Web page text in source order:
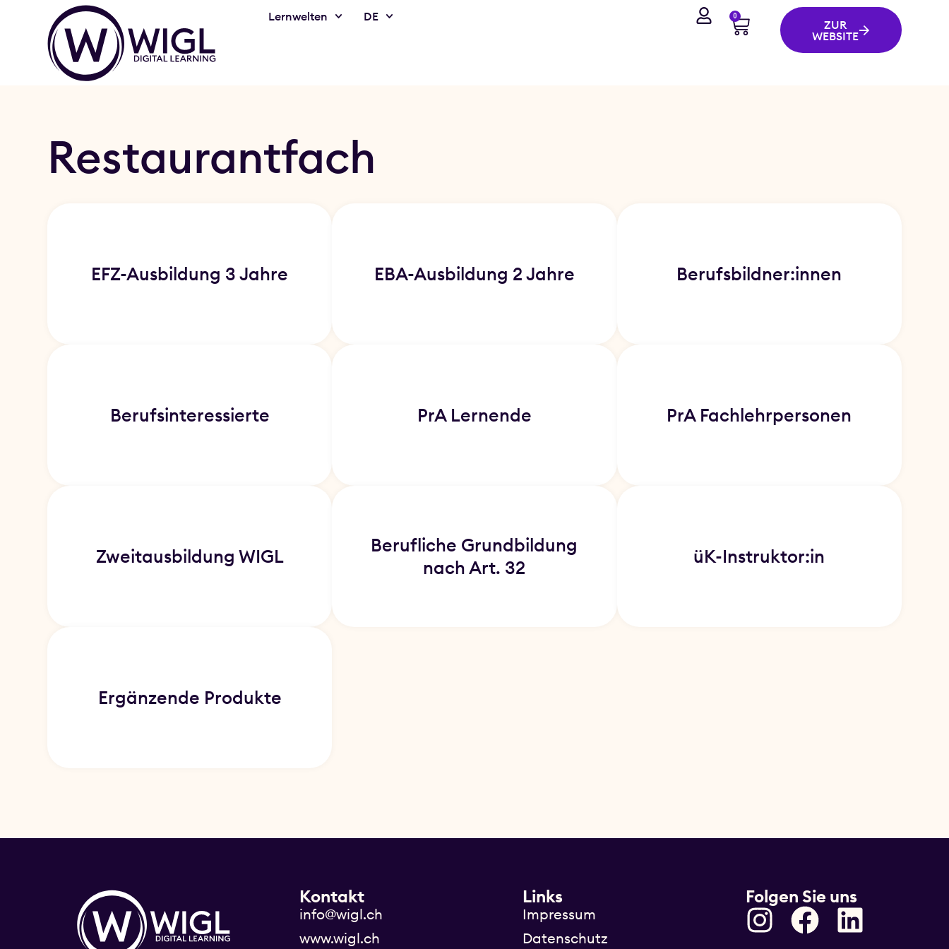
Lernwelten DE 0
ZUR
WEBSITE
Restaurantfach
EFZ-Ausbildung 3 Jahre EBA-Ausbildung 2 Jahre Berufsbildner:innen
Berufs­interessierte PrA Lernende PrA Fachlehr­personen
Zweitausbildung WIGL
Berufliche Grundbildung
nach Art. 32
üK-Instruktor:in
Ergänzende Produkte
Kontakt
info@wigl.ch
www.wigl.ch
Links
Impressum
Datenschutz
Folgen Sie uns